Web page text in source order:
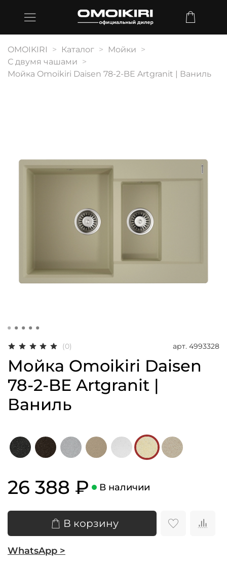
OMOIKIRI Каталог
Мойки
С двумя чашами
Мойка Omoikiri Daisen 78-2-BE Artgranit | Ваниль
(0) арт. 4993328
Мойка Omoikiri Daisen
78-2-BE Artgranit |
Ваниль
26 388 ₽ В наличии
В корзину
WhatsApp >